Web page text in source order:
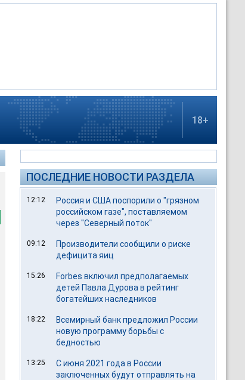
18+
ПОСЛЕДНИЕ НОВОСТИ РАЗДЕЛА
12:12
Россия и США поспорили о "грязном
российском газе", поставляемом
через "Северный поток"
09:12
Производители сообщили о риске
дефицита яиц
15:26
Forbes включил предполагаемых
детей Павла Дурова в рейтинг
богатейших наследников
18:22
Всемирный банк предложил России
новую программу борьбы с
бедностью
13:25
С июня 2021 года в России
заключенных будут отправлять на